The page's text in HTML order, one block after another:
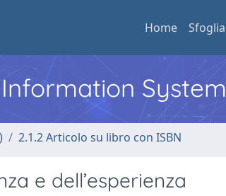
Home Sfoglia
System
2.1.2 Articolo su libro con ISBN
e dell’esperienza